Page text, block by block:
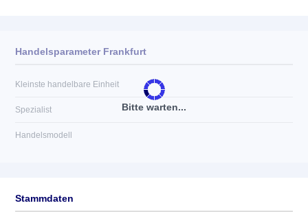
Bitte warten...
Handelsparameter Frankfurt
Kleinste handelbare Einheit
Spezialist
Handelsmodell
Stammdaten